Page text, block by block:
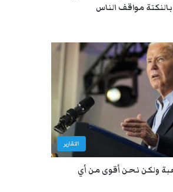
مواقف الناس
التقارير
ولكن نحن أقوى من أي